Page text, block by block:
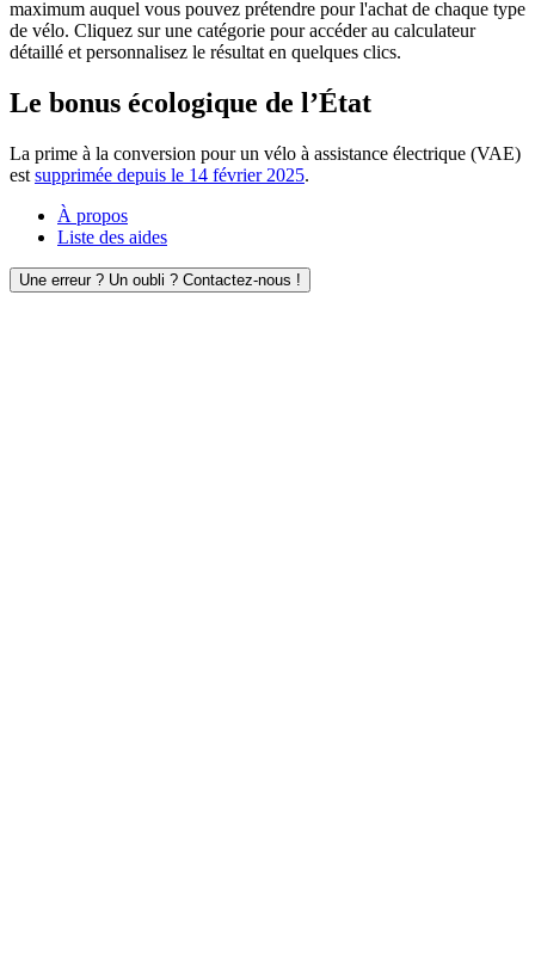
maximum auquel vous pouvez prétendre pour l'achat de chaque type
de vélo. Cliquez sur une catégorie pour accéder au calculateur
détaillé et personnalisez le résultat en quelques clics.
Le bonus écologique de l’État
La prime à la conversion pour un vélo à assistance électrique (VAE)
est supprimée depuis le 14 février 2025.
À propos
Liste des aides
Une erreur ? Un oubli ? Contactez-nous !